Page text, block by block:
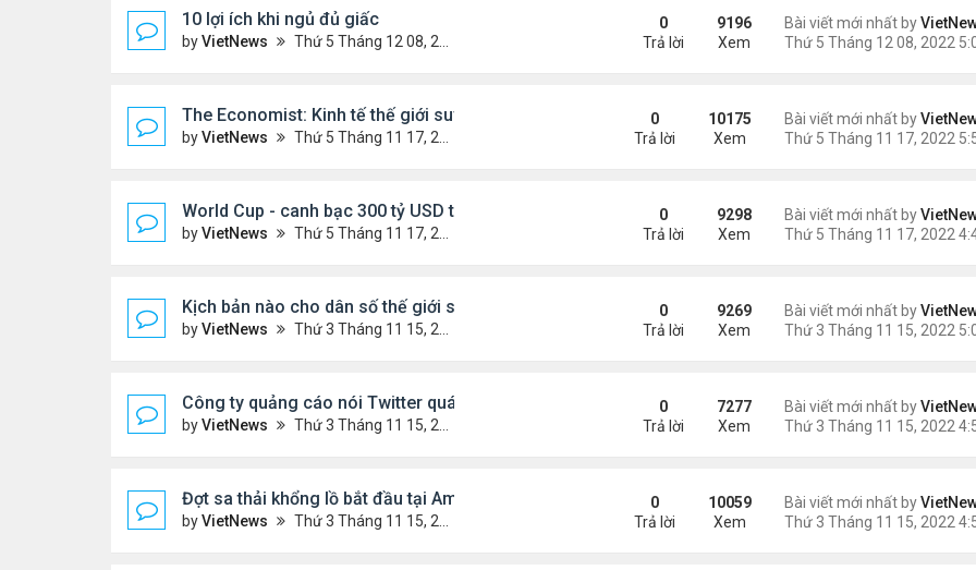
10 lợi ích khi ngủ đủ giấc
byVietNews Thứ 5 Tháng 12 08, 2022 5:04 pm
Bài viết mới nhất by
0
Trả lời
9196
Xem
The Economist: Kinh tế thế giới suy thoái vẫn chưa ngăn được lạm phát
byVietNews Thứ 5 Tháng 11 17, 2022 5:51 pm
Bài viết mới nhất by
0
Trả lời
10175
Xem
World Cup - canh bạc 300 tỷ USD thay đổi hình ảnh Qatar
byVietNews Thứ 5 Tháng 11 17, 2022 4:48 pm
Bài viết mới nhất by
0
Trả lời
9298
Xem
Kịch bản nào cho dân số thế giới sau mốc 8 tỷ người?
byVietNews Thứ 3 Tháng 11 15, 2022 5:02 pm
Bài viết mới nhất by
0
Trả lời
9269
Xem
Công ty quảng cáo nói Twitter quá rủi ro
byVietNews Thứ 3 Tháng 11 15, 2022 4:56 pm
Bài viết mới nhất by
0
Trả lời
7277
Xem
Đợt sa thải khổng lồ bắt đầu tại Amazon
byVietNews Thứ 3 Tháng 11 15, 2022 4:54 pm
Bài viết mới nhất by
0
Trả lời
10059
Xem